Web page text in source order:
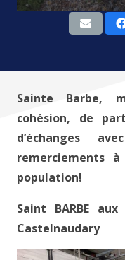
Sainte Barbe,
cohésion, de
d’échanges
remerciements
population!
Saint BARBE
Castelnaudary